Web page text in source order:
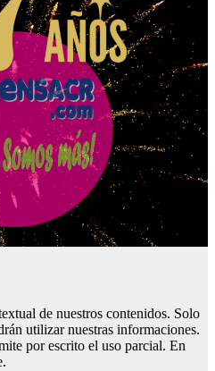
de nuestros contenidos. Solo
utilizar nuestras informaciones.
por escrito el uso parcial. En